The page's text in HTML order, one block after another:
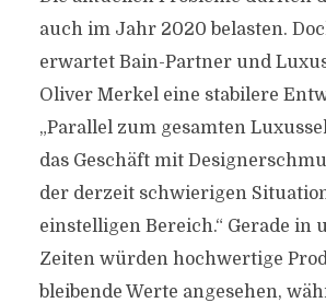
auch im Jahr 2020 belasten.
erwartet Bain-Partner und
Oliver Merkel eine stabilere
„Parallel zum gesamten
das Geschäft mit
der derzeit schwierigen
einstelligen Bereich.“ Gerade in
Zeiten würden hochwertige
bleibende Werte angesehen,